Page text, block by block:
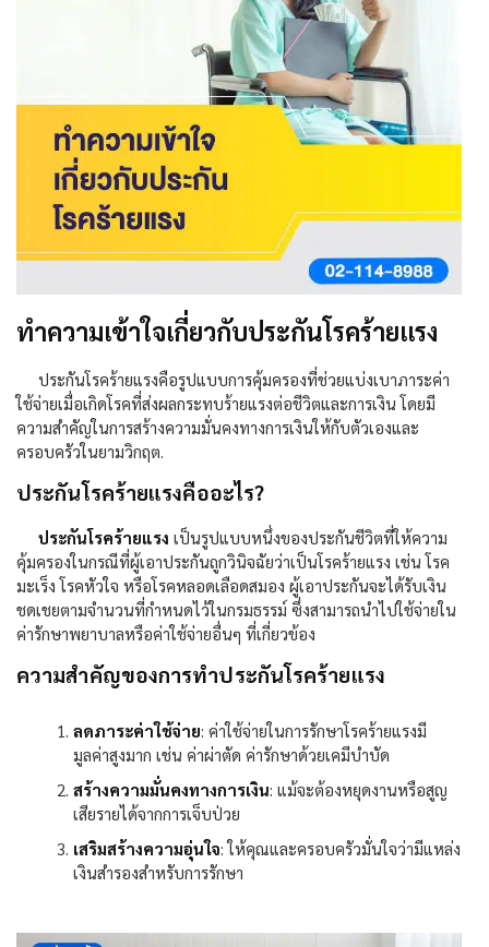
ทำความเข้าใจเกี่ยวกับประกันโรคร้ายแรง
ประกันโรคร้ายแรงคือรูปแบบการคุ้มครองที่ช่วยแบ่งเบาภาระค่า
ใช้จ่ายเมื่อเกิดโรคที่ส่งผลกระทบร้ายแรงต่อชีวิตและการเงิน โดยมี
ความสำคัญในการสร้างความมั่นคงทางการเงินให้กับตัวเองและ
ครอบครัวในยามวิกฤต.
ประกันโรคร้ายแรงคืออะไร?
ประกันโรคร้ายแรง เป็นรูปแบบหนึ่งของประกันชีวิตที่ให้ความ
คุ้มครองในกรณีที่ผู้เอาประกันถูกวินิจฉัยว่าเป็นโรคร้ายแรง เช่น โรค
มะเร็ง โรคหัวใจ หรือโรคหลอดเลือดสมอง ผู้เอาประกันจะได้รับเงิน
ชดเชยตามจำนวนที่กำหนดไว้ในกรมธรรม์ ซึ่งสามารถนำไปใช้จ่ายใน
ค่ารักษาพยาบาลหรือค่าใช้จ่ายอื่นๆ ที่เกี่ยวข้อง
ความสำคัญของการทำประกันโรคร้ายแรง
ลดภาระค่าใช้จ่าย: ค่าใช้จ่ายในการรักษาโรคร้ายแรงมี
มูลค่าสูงมาก เช่น ค่าผ่าตัด ค่ารักษาด้วยเคมีบำบัด
สร้างความมั่นคงทางการเงิน: แม้จะต้องหยุดงานหรือสูญ
เสียรายได้จากการเจ็บป่วย
เสริมสร้างความอุ่นใจ:ให้คุณและครอบครัวมั่นใจว่ามีแหล่ง
เงินสำรองสำหรับการรักษา